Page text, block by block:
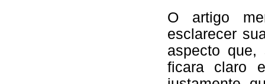
O artigo
esclarecer
aspecto que,
ficara claro